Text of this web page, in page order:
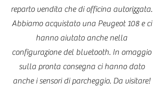
reparto vendita che di officina autorizzata.
Abbiamo acquistato una Peugeot 108 e ci
hanno aiutato anche nella
configurazione del bluetooth. In omaggio
sulla pronta consegna ci hanno dato
anche i sensori di parcheggio. Da visitare!